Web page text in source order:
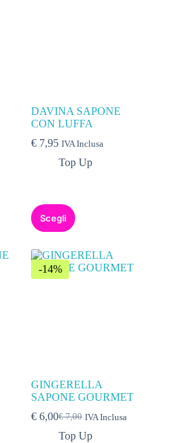
DAVINA SAPONE
CON LUFFA
€ 7,95 IVA Inclusa
Top Up
Scegli
-14%
GINGERELLA
SAPONE GOURMET
€7,00
€ 6,00 IVA Inclusa
Top Up